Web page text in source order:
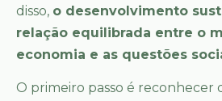
disso, o desenvolvimento
relação equilibrada entre o
economia e as questões
O primeiro passo é reconhecer